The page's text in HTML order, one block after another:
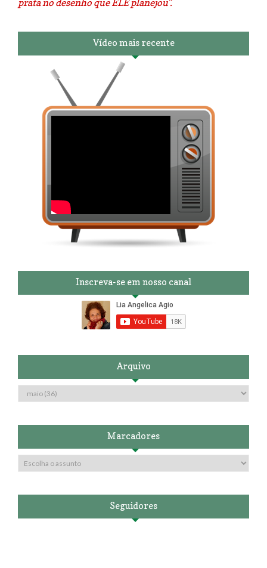
prata no desenho que ELE planejou".
Vídeo mais recente
Inscreva-se em nosso canal
Arquivo
Marcadores
Seguidores